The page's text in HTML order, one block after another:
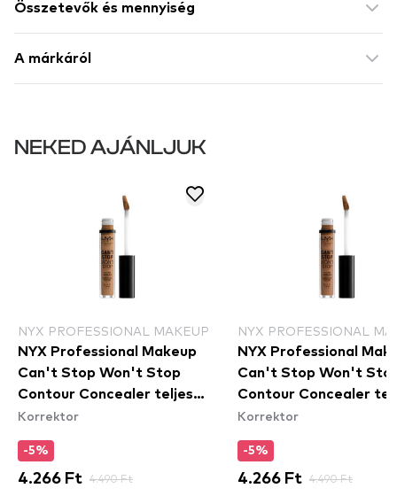
Összetevők és mennyiség
A márkáról
NEKED AJÁNLJUK
NYX PROFESSIONAL MAKEUP
NYX Professional Makeup
Can't Stop Won't Stop
Contour Concealer teljes
fedésű korrektor - Neutral
Korrektor
-5%
4.266 Ft 4.490 Ft
NYX PROFESSIONAL
NYX Professional
Can't Stop Won't
Contour Concealer
fedésű korrektor -
Korrektor
-5%
4.266 Ft 4.490 Ft